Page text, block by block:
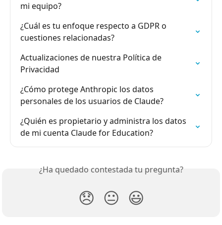
mi equipo?
¿Cuál es tu enfoque respecto a GDPR o
cuestiones relacionadas?
Actualizaciones de nuestra Política de
Privacidad
¿Cómo protege Anthropic los datos
personales de los usuarios de Claude?
¿Quién es propietario y administra los datos
de mi cuenta Claude for Education?
¿Ha quedado contestada tu pregunta?
😞 😐 😃